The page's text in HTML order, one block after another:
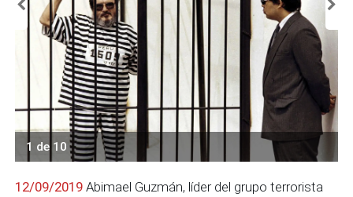
1 de 10
12/09/2019 Abimael Guzmán, líder del grupo terrorista